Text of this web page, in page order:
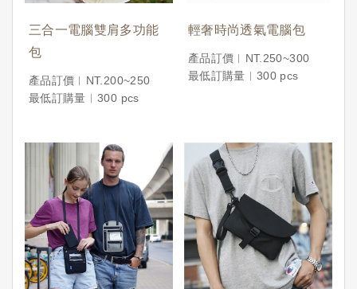
三合一電腦雙肩多功能
包
產品訂價︱NT.200~250
最低訂購量︱300 pcs
輕奢時尚透氣電腦包
產品訂價︱NT.250~300
最低訂購量︱300 pcs